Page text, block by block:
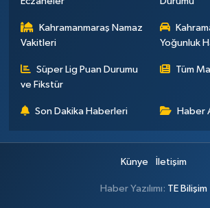
Kahramanmaraş Namaz
Vakitleri
Yoğunluk
Süper Lig Puan Durumu
ve Fikstür
Tüm
Son Dakika Haberleri Haber
Künye İletişim
Haber Yazılımı: TE Bilişim